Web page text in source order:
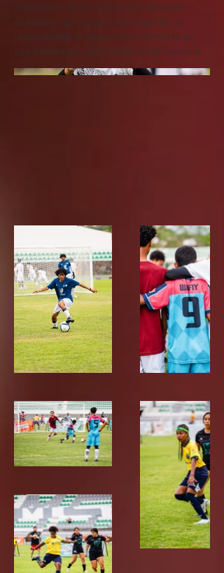
momentos de intimidad que emergen
alrededor del juego, construyendo un
relato donde el deporte se convierte en
una experiencia profundamente humana.